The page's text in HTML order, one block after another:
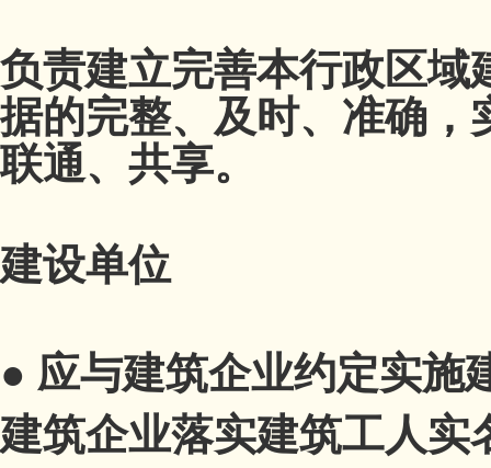
负责建立完善本行政区域
据的完整、及时、准确，
联通、共享。
建设单位
● 应与建筑企业约定实施
建筑企业落实建筑工人实